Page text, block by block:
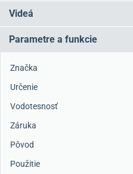
Videá
Parametre a funkcie
Značka
Určenie
Vodotesnosť
Záruka
Pôvod
Použitie